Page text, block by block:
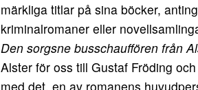
märkliga titlar på sina böcker,
kriminalromaner eller
Den sorgsne busschauffören från
Alster för oss till Gustaf Fröding
med det, en av romanens